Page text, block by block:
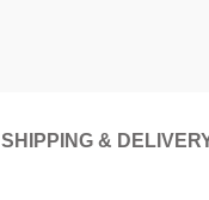
SHIPPING &